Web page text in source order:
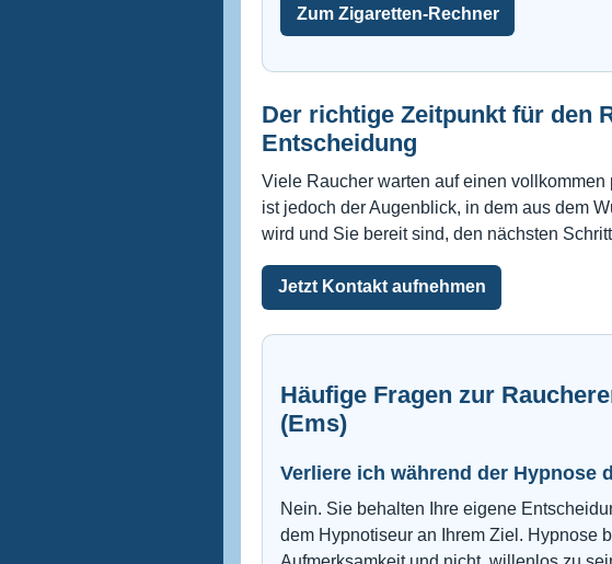
Zum Zigaretten-Rechner
Der richtige Zeitpunkt für den
Entscheidung
Viele Raucher warten auf einen
ist jedoch der Augenblick, in dem aus dem
wird und Sie bereit sind, den nächsten
Jetzt Kontakt aufnehmen
Häufige Fragen zur
(Ems)
Verliere ich während der Hypnose
Nein. Sie behalten Ihre eigene
dem Hypnotiseur an Ihrem Ziel. Hypnose